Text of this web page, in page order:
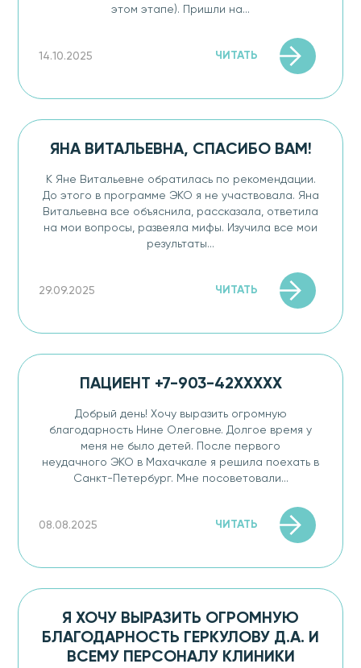
этом этапе). Пришли на...
14.10.2025 ЧИТАТЬ
ЯНА ВИТАЛЬЕВНА, СПАСИБО ВАМ!
К Яне Витальевне обратилась по рекомендации.
До этого в программе ЭКО я не участвовала. Яна
Витальевна все объяснила, рассказала, ответила
на мои вопросы, развеяла мифы. Изучила все мои
результаты...
29.09.2025 ЧИТАТЬ
ПАЦИЕНТ +7-903-42XXXXX
Добрый день! Хочу выразить огромную
благодарность Нине Олеговне. Долгое время у
меня не было детей. После первого
неудачного ЭКО в Махачкале я решила поехать в
Санкт-Петербург. Мне посоветовали...
08.08.2025 ЧИТАТЬ
Я ХОЧУ ВЫРАЗИТЬ ОГРОМНУЮ
БЛАГОДАРНОСТЬ ГЕРКУЛОВУ Д.А. И
ВСЕМУ ПЕРСОНАЛУ КЛИНИКИ